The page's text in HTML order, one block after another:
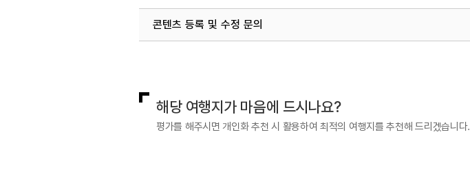
콘텐츠 등록 및 수정 문의
해당 여행지가 마음에 드시나요?
평가를 해주시면 개인화 추천 시 활용하여 최적의 여행지를 추천해 드리겠습니다.